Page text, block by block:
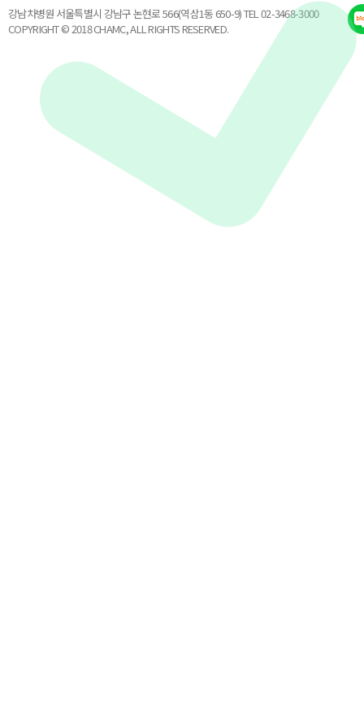
강남차병원 서울특별시 강남구 논현로 566(역삼1동 650-9) TEL 02-3468-3000
COPYRIGHT © 2018 CHAMC, ALL RIGHTS RESERVED.